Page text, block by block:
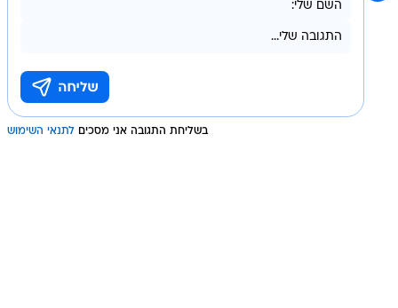
בשליחת התגובה אני מסכים לתנאי השימוש